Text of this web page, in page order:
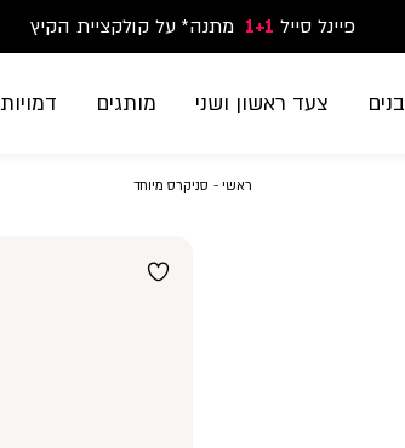
משלוח חינם בקנייה מעל 299₪ | זמני אספקה עד 5 ימי עסקים
פיינל סייל 1+1 מתנה* על קולקציית הקיץ
נעלי ספורט וסניקרס זוג שני החל מ-59.90
בנים צעד ראשון ושני מותגים דמויות
ראשי ראשי
סניקרס מיוחדסניקרס